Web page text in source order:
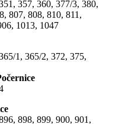
357, 360, 377/3, 380,
807, 808, 810, 811,
1013, 1047
1, 365/2, 372, 375,
898, 899, 900, 901,